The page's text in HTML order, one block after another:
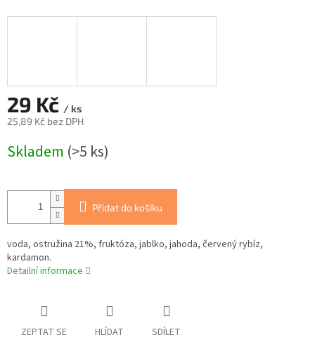
29 Kč / ks
25,89 Kč bez DPH
cena:
Skladem (>5 ks)
Přidat do košíku
voda, ostružina 21%, fruktóza, jablko, jahoda, červený rybíz,
kardamon.
Detailní informace
ZEPTAT SE HLÍDAT SDÍLET